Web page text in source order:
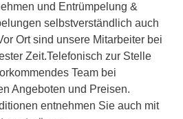
und Entrümpelung &
selbstverständlich auch
Ort sind unsere Mitarbeiter bei
Zeit.Telefonisch zur Stelle
Team bei
Angeboten und Preisen.
entnehmen Sie auch mit